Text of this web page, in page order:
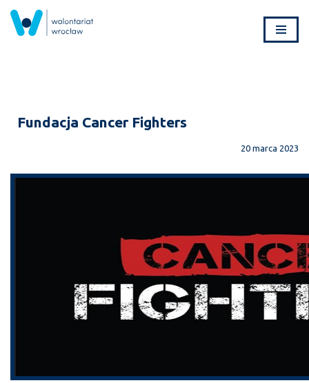
Przejdź
Fundacja Cancer Fighters
20 marca 2023